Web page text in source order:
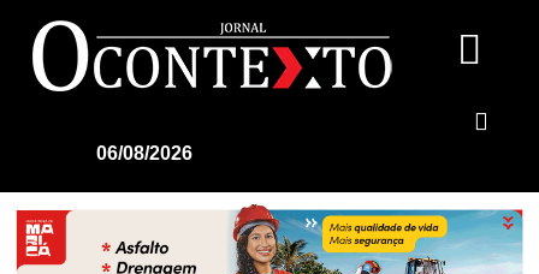
06/08/2026